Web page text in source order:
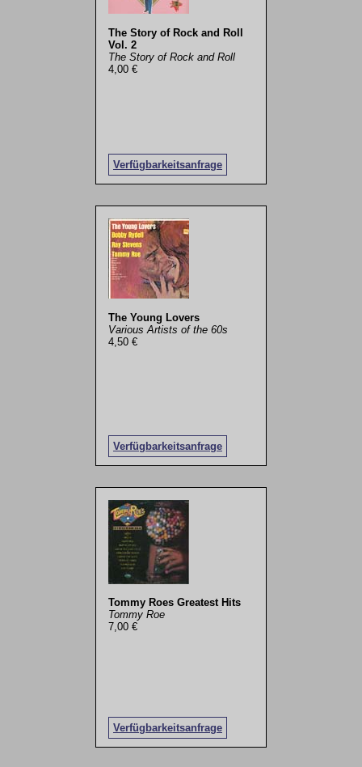
The Story of Rock and Roll
Vol. 2
The Story of Rock and Roll
4,00 €
Verfügbarkeitsanfrage
The Young Lovers
Various Artists of the 60s
4,50 €
Verfügbarkeitsanfrage
Tommy Roes Greatest Hits
Tommy Roe
7,00 €
Verfügbarkeitsanfrage